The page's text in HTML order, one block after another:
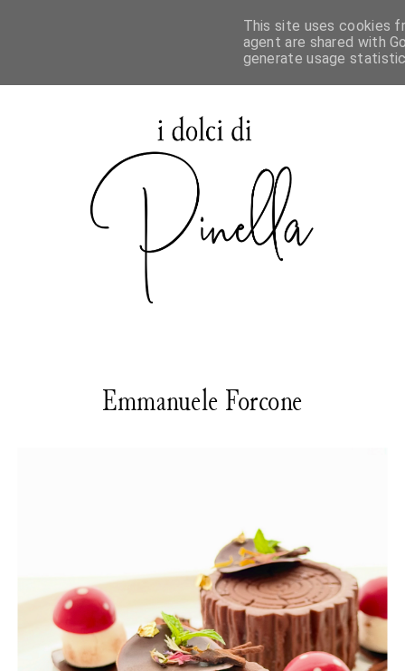
Emmanuele Forcone
This site uses cookies
agent are shared with
generate usage